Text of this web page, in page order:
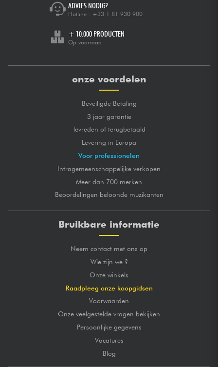
ADVIES NODIG?
Hotline : +33 1 81 930 900
+ 10.000 PRODUCTEN
Op voorraad
onze voordelen
Beveiligde Betaling
3 jaar garantie
Tevreden of terugbetaald
Levering in Europa
Voor professionelen
Intragemeenschappelijke verkopen
Meer dan 700 merken
Beoordelingen beloonde muzikanten
Bruikbare informatie
Neem contact met ons op
Wie zijn we ?
Onze winkels
Raadpleeg onze koopgidsen
Voorwaarden
Onze veelgestelde vragen bekijken
Persoonlijke gegevens
Vacatures
Blog